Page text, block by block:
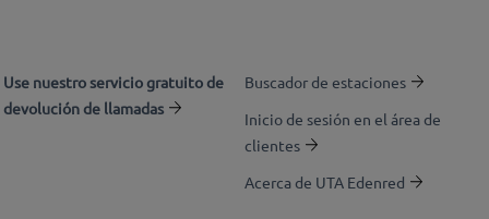
Use nuestro servicio gratuito de
devolución de llamadas
Buscador de estaciones
Inicio de sesión en el área de
clientes
Acerca de UTA Edenred